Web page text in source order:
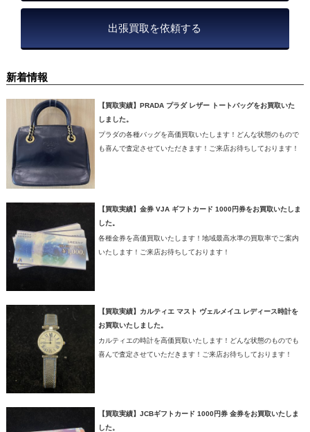
出張買取を依頼する
新着情報
【買取実績】PRADA プラダ レザー トートバッグをお買取いた
しました。
プラダの各種バッグを高価買取いたします！どんな状態のもので
も喜んで査定させていただきます！ご来店お待ちしております！
【買取実績】金券 VJA ギフトカード 1000円券をお買取いたしま
した。
各種金券を高価買取いたします！地域最高水準の買取率でご案内
いたします！ご来店お待ちしております！
【買取実績】カルティエ マスト ヴェルメイユ レディース時計を
お買取いたしました。
カルティエの時計を高価買取いたします！どんな状態のものでも
喜んで査定させていただきます！ご来店お待ちしております！
【買取実績】JCBギフトカード 1000円券 金券をお買取いたしま
した。